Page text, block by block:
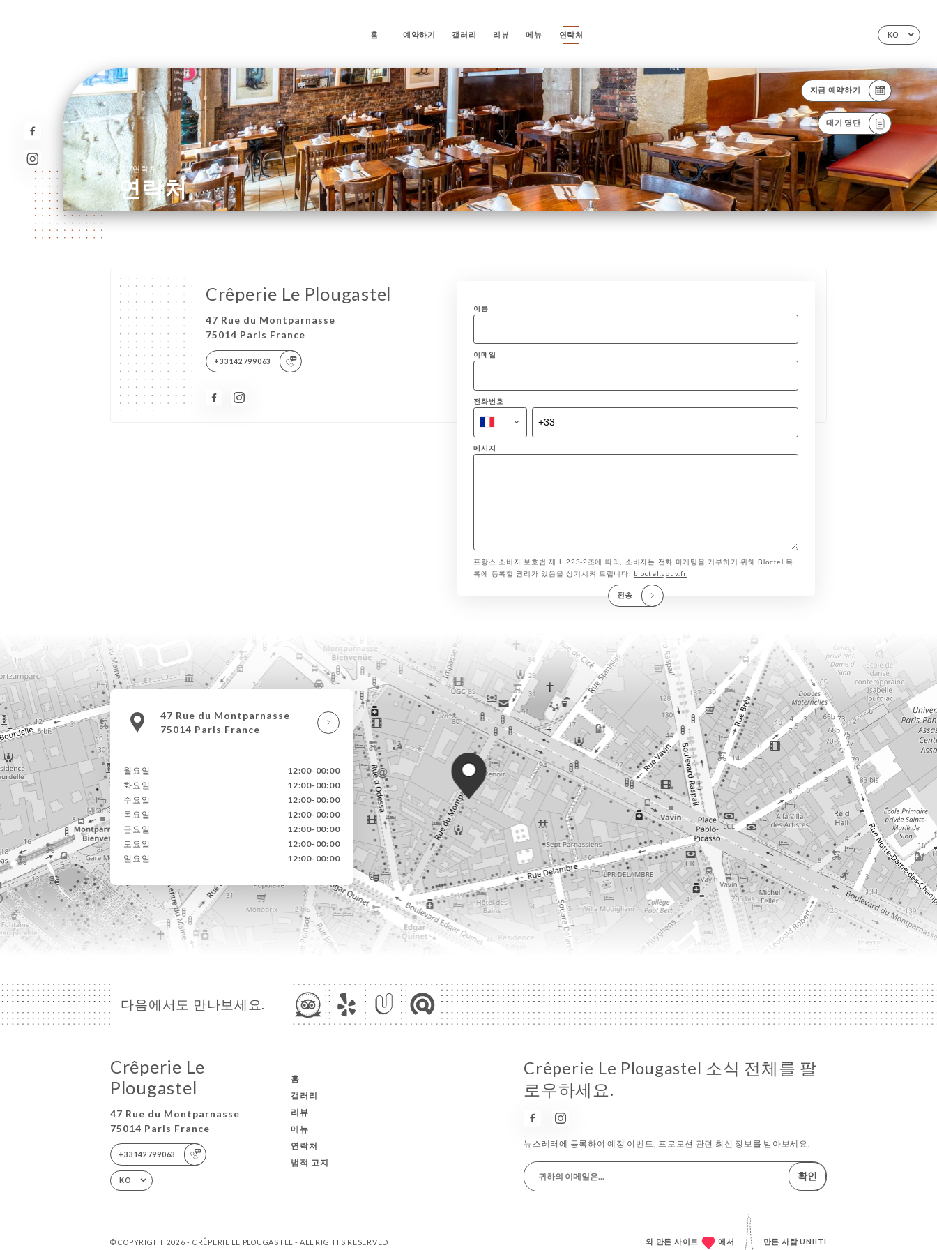
KO
홈 예약하기 갤러리 리뷰 메뉴 연락처
지금 예약하기
대기 명단
홈/연락처
연락처
Crêperie Le Plougastel
47 Rue du Montparnasse
75014 Paris France
+33142799063
이름
이메일
전화번호
메시지
프랑스 소비자 보호법 제 L.223-2조에 따라, 소비자는 전화 마케팅을 거부하기 위해 Bloctel 목
록에 등록할 권리가 있음을 상기시켜 드립니다: bloctel.gouv.fr
전송
47 Rue du Montparnasse
75014 Paris France
월요일
12:00-00:00
화요일
12:00-00:00
수요일
12:00-00:00
목요일
12:00-00:00
금요일
12:00-00:00
토요일
12:00-00:00
일요일
12:00-00:00
다음에서도 만나보세요.
Crêperie Le
Plougastel
47 Rue du Montparnasse
75014 Paris France
+33142799063
KO
홈
갤러리
리뷰
메뉴
연락처
법적 고지
Crêperie Le Plougastel 소식 전체를 팔
로우하세요.
뉴스레터에 등록하여 예정 이벤트, 프로모션 관련 최신 정보를 받아보세요.
확인
© COPYRIGHT 2026 - CRÊPERIE LE PLOUGASTEL - ALL RIGHTS RESERVED 와 만든 사이트 에서 만든 사람UNIITI